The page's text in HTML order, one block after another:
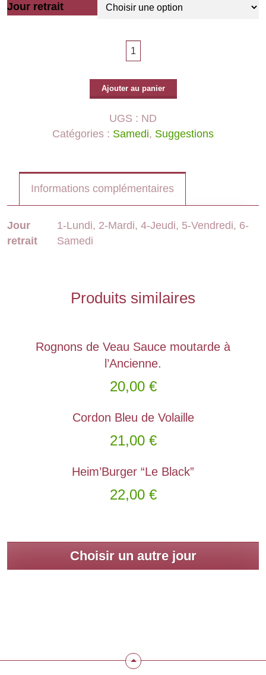
Jour retrait
Ajouter au panier
UGS : ND
Catégories : Samedi, Suggestions
Informations complémentaires
Jour
retrait
1-Lundi, 2-Mardi, 4-Jeudi, 5-Vendredi, 6-
Samedi
Produits similaires
Rognons de Veau Sauce moutarde à
l’Ancienne.
20,00 €
Cordon Bleu de Volaille
21,00 €
Heim’Burger “Le Black”
22,00 €
Choisir un autre jour